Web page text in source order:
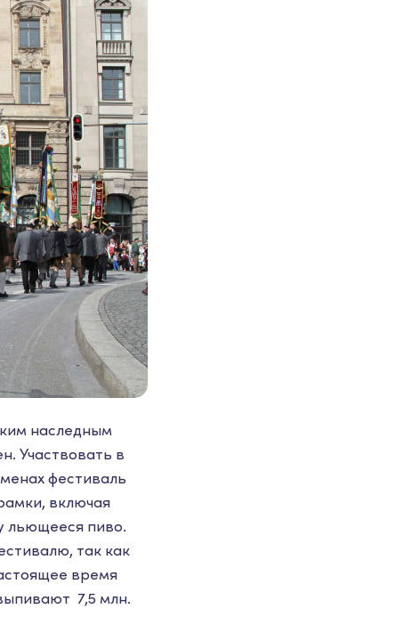
наследным
Участвовать в
фестиваль
включая
льющееся пиво.
так как
время
7,5 млн.